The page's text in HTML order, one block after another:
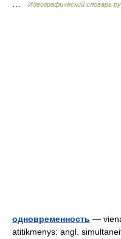
Идеографический словарь
одновременность —
atitikmenys: angl.